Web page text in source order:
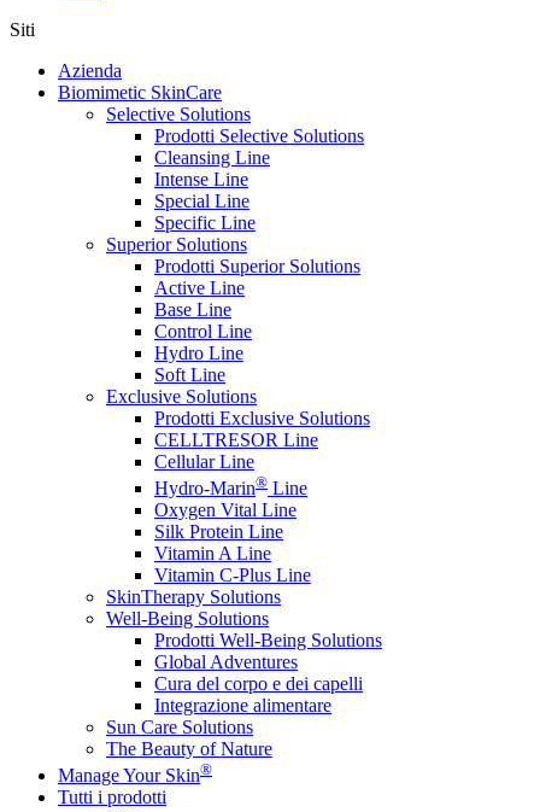
Siti
Azienda
Biomimetic SkinCare
Selective Solutions
Prodotti Selective Solutions
Cleansing Line
Intense Line
Special Line
Specific Line
Superior Solutions
Prodotti Superior Solutions
Active Line
Base Line
Control Line
Hydro Line
Soft Line
Exclusive Solutions
Prodotti Exclusive Solutions
CELLTRESOR Line
Cellular Line
Hydro-Marin® Line
Oxygen Vital Line
Silk Protein Line
Vitamin A Line
Vitamin C-Plus Line
SkinTherapy Solutions
Well-Being Solutions
Prodotti Well-Being Solutions
Global Adventures
Cura del corpo e dei capelli
Integrazione alimentare
Sun Care Solutions
The Beauty of Nature
Manage Your Skin®
Tutti i prodotti